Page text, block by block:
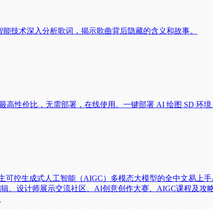
技术深入分析歌词，揭示歌曲背后隐藏的含义和故事。
高性价比，无需部署，在线使用。一键部署 AI 绘图 SD 环
可控生成式人工智能（AIGC）多模态大模型的全中文易上
、设计师展示交流社区、AI创意创作大赛、AIGC课程及